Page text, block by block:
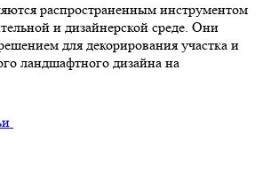
распространенным инструментом
и дизайнерской среде. Они
для декорирования участка и
ландшафтного дизайна на